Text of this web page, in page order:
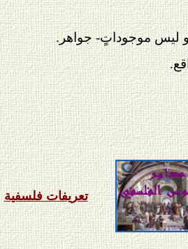
ليس موجوداتٍ- جواهر.
تعريفات فلسفية